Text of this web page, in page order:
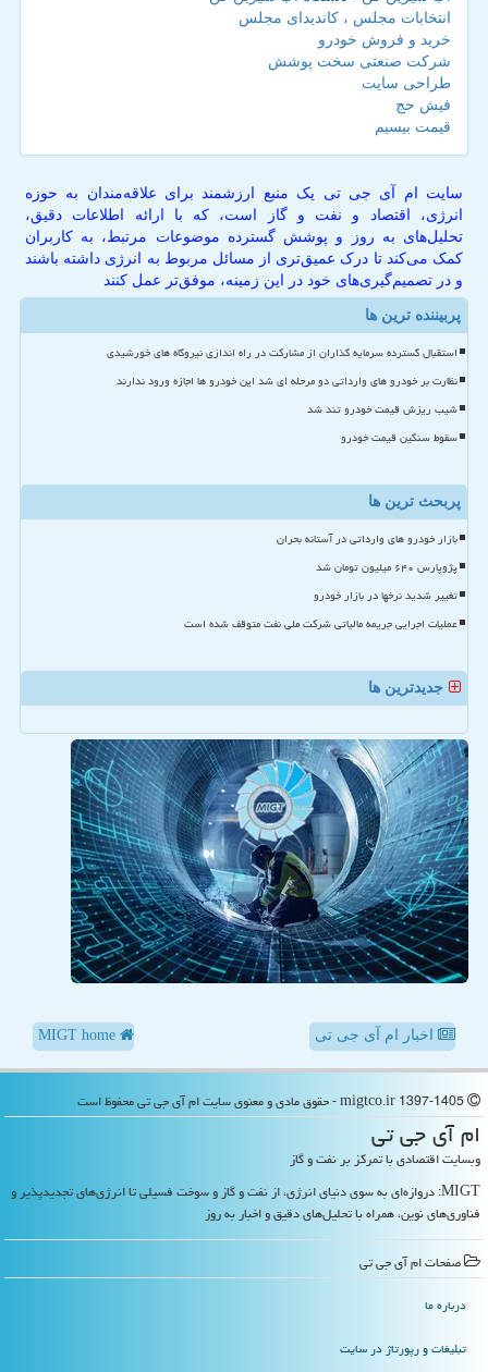
انتخابات مجلس ، کاندیدای مجلس
خرید و فروش خودرو
شرکت صنعتی سخت پوشش
طراحی سایت
فیش حج
قیمت بیسیم
سایت ام آی جی تی یک منبع ارزشمند برای علاقه‌مندان به حوزه
انرژی، اقتصاد و نفت و گاز است، که با ارائه اطلاعات دقیق،
تحلیل‌های به روز و پوشش گسترده موضوعات مرتبط، به کاربران
کمک می‌کند تا درک عمیق‌تری از مسائل مربوط به انرژی داشته باشند
و در تصمیم‌گیری‌های خود در این زمینه، موفق‌تر عمل کنند
پربیننده ترین ها
استقبال گسترده سرمایه گذاران از مشارکت در راه اندازی نیروگاه های خورشیدی
نظارت بر خودرو های وارداتی دو مرحله ای شد این خودرو ها اجازه ورود ندارند
شیب ریزش قیمت خودرو تند شد
سقوط سنگین قیمت خودرو
پربحث ترین ها
بازار خودرو های وارداتی در آستانه بحران
پژوپارس ۶۴۰ میلیون تومان شد
تغییر شدید نرخها در بازار خودرو
عملیات اجرایی جریمه مالیاتی شرکت ملی نفت متوقف شده است
جدیدترین ها
اخبار ام آی جی تی
ام آی جی تی
وبسایت اقتصادی با تمرکز بر نفت و گاز
MIGT: دروازه‌ای به سوی دنیای انرژی، از نفت و گاز و سوخت فسیلی تا انرژی‌های تجدیدپذیر و
فناوری‌های نوین، همراه با تحلیل‌های دقیق و اخبار به روز
صفحات ام آی جی تی
درباره ما
تبلیغات و رپورتاژ در سایت